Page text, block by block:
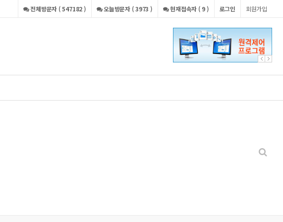
회원가입
로그인
현재접속자 ( 9 )
오늘방문자 ( 3973 )
전체방문자 ( 547182 )